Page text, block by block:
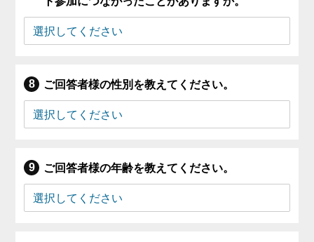
ご回答者様の性別を教えてください。
ご回答者様の年齢を教えてください。